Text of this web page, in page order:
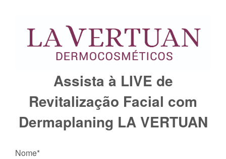
Assista à LIVE de
Revitalização Facial com
Dermaplaning LA VERTUAN
Nome*